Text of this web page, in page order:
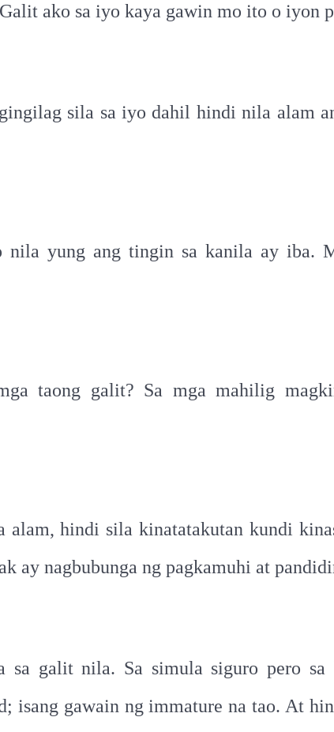
ako sa iyo kaya gawin mo ito o iyon
sila sa iyo dahil hindi nila alam
yung ang tingin sa kanila ay iba.
taong galit? Sa mga mahilig
hindi sila kinatatakutan kundi
ay nagbubunga ng pagkamuhi at
galit nila. Sa simula siguro pero sa
isang gawain ng immature na tao. At